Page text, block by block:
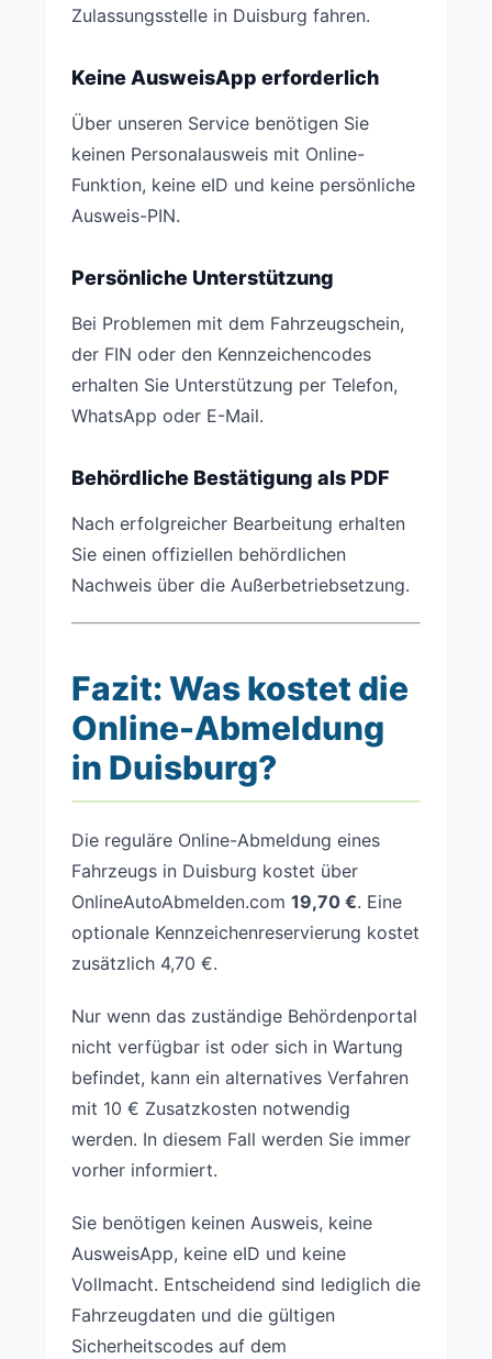
Zulassungsstelle in Duisburg fahren.
Keine AusweisApp erforderlich
Über unseren Service benötigen Sie
keinen Personalausweis mit Online-
Funktion, keine eID und keine persönliche
Ausweis-PIN.
Persönliche Unterstützung
Bei Problemen mit dem Fahrzeugschein,
der FIN oder den Kennzeichencodes
erhalten Sie Unterstützung per Telefon,
WhatsApp oder E-Mail.
Behördliche Bestätigung als PDF
Nach erfolgreicher Bearbeitung erhalten
Sie einen offiziellen behördlichen
Nachweis über die Außerbetriebsetzung.
Fazit: Was kostet die
Online-Abmeldung
in Duisburg?
Die reguläre Online-Abmeldung eines
Fahrzeugs in Duisburg kostet über
OnlineAutoAbmelden.com 19,70 €. Eine
optionale Kennzeichenreservierung kostet
zusätzlich 4,70 €.
Nur wenn das zuständige Behördenportal
nicht verfügbar ist oder sich in Wartung
befindet, kann ein alternatives Verfahren
mit 10 € Zusatzkosten notwendig
werden. In diesem Fall werden Sie immer
vorher informiert.
Sie benötigen keinen Ausweis, keine
AusweisApp, keine eID und keine
Vollmacht. Entscheidend sind lediglich die
Fahrzeugdaten und die gültigen
Sicherheitscodes auf dem